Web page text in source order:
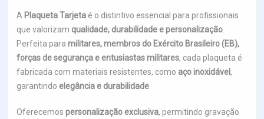
A Plaqueta Tarjeta é o distintivo essencial para profissionais
que valorizam qualidade, durabilidade e personalização
Perfeita para militares, membros do Exército Brasileiro (EB),
forças de segurança e entusiastas militares, cada plaqueta é
fabricada com materiais resistentes, como aço inoxidável,
garantindo elegância e durabilidade
Oferecemos personalização exclusiva, permitindo gravação